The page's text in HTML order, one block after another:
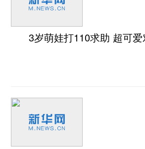
3岁萌娃打110求助 超可